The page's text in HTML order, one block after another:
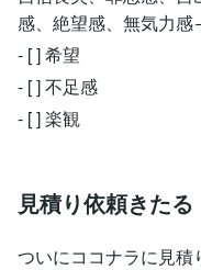
感、絶望感、無気力
- [ ] 希望
- [ ] 不足感
- [ ] 楽観
見積り依頼きたる
ついにココナラに見積